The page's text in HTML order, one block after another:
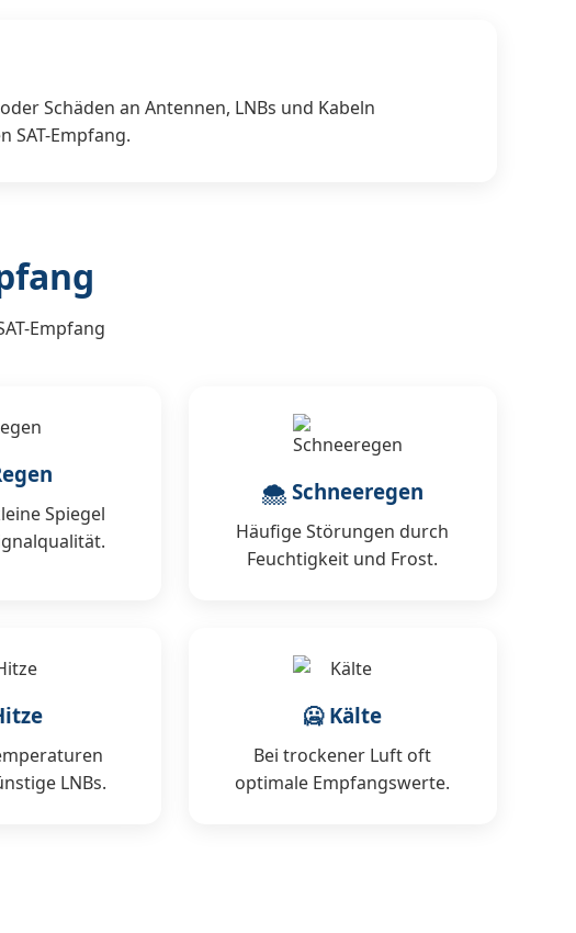
Schäden an Antennen, LNBs und Kabeln
Empfang.
Empfang
Spiegel
🌨 Schneeregen
Häufige Störungen durch
Feuchtigkeit und Frost.
LNBs.
🥶 Kälte
Bei trockener Luft oft
optimale Empfangswerte.